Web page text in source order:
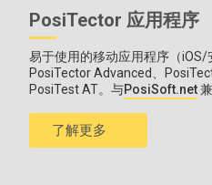
配有红外温度探头
电池、说明书、保护性便携箱、
尺寸*：127 x 66 x 25.4 毫米（5
：137g 4.9 盎司），不含电
*尺寸和重量仅指PosiTector 量具
PosiTector 应用程序
易于使用的移动应用程序（iOS/
PosiTector Advanced、
PosiTest AT。与PosiSoft.net
了解更多